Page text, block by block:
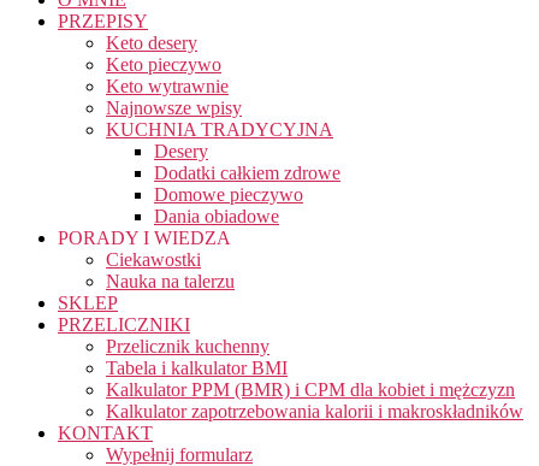
PRZEPISY
Keto desery
Keto pieczywo
Keto wytrawnie
Najnowsze wpisy
KUCHNIA TRADYCYJNA
Desery
Dodatki całkiem zdrowe
Domowe pieczywo
Dania obiadowe
PORADY I WIEDZA
Ciekawostki
Nauka na talerzu
SKLEP
PRZELICZNIKI
Przelicznik kuchenny
Tabela i kalkulator BMI
Kalkulator PPM (BMR) i CPM dla kobiet i mężczyzn
Kalkulator zapotrzebowania kalorii i makroskładników
KONTAKT
Wypełnij formularz